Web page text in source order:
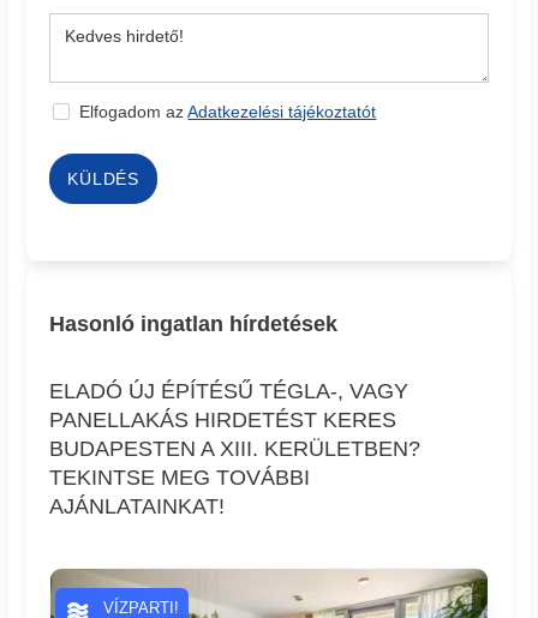
Elfogadom azAdatkezelési tájékoztatót
KÜLDÉS
Hasonló ingatlan hírdetések
ELADÓ ÚJ ÉPÍTÉSŰ TÉGLA-, VAGY
PANELLAKÁS HIRDETÉST KERES
BUDAPESTEN A XIII. KERÜLETBEN?
TEKINTSE MEG TOVÁBBI
AJÁNLATAINKAT!
VÍZPARTI!